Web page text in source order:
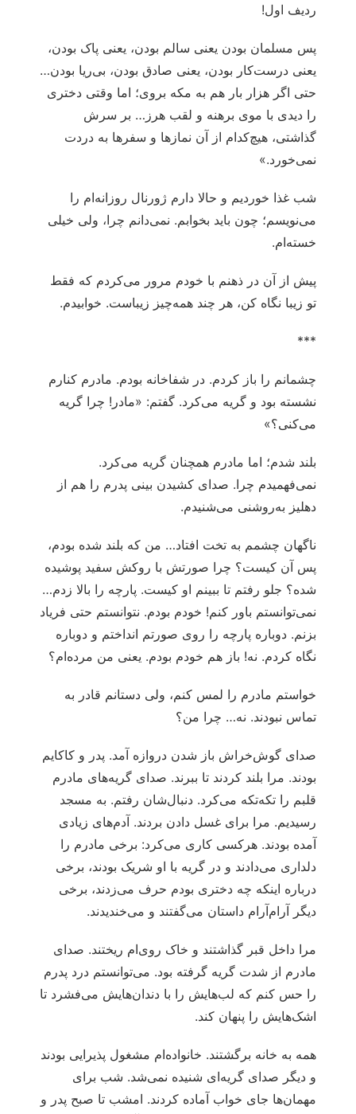
ردیف اول!
پس مسلمان بودن یعنی سالم بودن، یعنی پاک بودن،
یعنی درست‌کار بودن، یعنی صادق بودن، بی‌ریا بودن…
حتی اگر هزار بار هم به مکه بروی؛ اما وقتی دختری
را دیدی با موی برهنه و لقب هرز… بر سرش
گذاشتی، هیچ‌کدام از آن نمازها و سفرها به دردت
نمی‌خورد.»
شب غذا خوردیم و حالا دارم ژورنال روزانه‌ام را
می‌نویسم؛ چون باید بخوابم. نمی‌دانم چرا، ولی خیلی
خسته‌ام.
پیش از آن در ذهنم با خودم مرور می‌کردم که فقط
تو زیبا نگاه کن، هر چند همه‌چیز زیباست. خوابیدم.
***
چشمانم را باز کردم. در شفاخانه بودم. مادرم کنارم
نشسته بود و گریه می‌کرد. گفتم: «مادر! چرا گریه
می‌کنی؟»
بلند شدم؛ اما مادرم همچنان گریه می‌کرد.
نمی‌فهمیدم چرا. صدای کشیدن بینی پدرم را هم از
دهلیز به‌روشنی می‌شنیدم.
ناگهان چشمم به تخت افتاد… من که بلند شده بودم،
پس آن کیست؟ چرا صورتش با روکش سفید پوشیده
شده؟ جلو رفتم تا ببینم او کیست. پارچه را بالا زدم…
نمی‌توانستم باور کنم! خودم بودم. نتوانستم حتی فریاد
بزنم. دوباره پارچه را روی صورتم انداختم و دوباره
نگاه کردم. نه! باز هم خودم بودم. یعنی من مرده‌ام؟
خواستم مادرم را لمس کنم، ولی دستانم قادر به
تماس نبودند. نه… چرا من؟
صدای گوش‌خراش باز شدن دروازه آمد. پدر و کاکایم
بودند. مرا بلند کردند تا ببرند. صدای گریه‌های مادرم
قلبم را تکه‌تکه می‌کرد. دنبال‌شان رفتم. به مسجد
رسیدیم. مرا برای غسل دادن بردند. آدم‌های زیادی
آمده بودند. هرکسی کاری می‌کرد: برخی مادرم را
دلداری می‌دادند و در گریه با او شریک بودند، برخی
درباره اینکه چه دختری بودم حرف می‌زدند، برخی
دیگر آرام‌آرام داستان می‌گفتند و می‌خندیدند.
مرا داخل قبر گذاشتند و خاک روی‌ام ریختند. صدای
مادرم از شدت گریه گرفته بود. می‌توانستم درد پدرم
را حس کنم که لب‌هایش را با دندان‌هایش می‌فشرد تا
اشک‌هایش را پنهان کند.
همه به خانه برگشتند. خانواده‌ام مشغول پذیرایی بودند
و دیگر صدای گریه‌ای شنیده نمی‌شد. شب برای
مهمان‌ها جای خواب آماده کردند. امشب تا صبح پدر و